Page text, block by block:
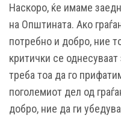
Наскоро, ќе имаме
на Општината. Ако
потребно и добро, ние
критички се
треба тоа да го
поголемиот дел од
добро, ние да ги